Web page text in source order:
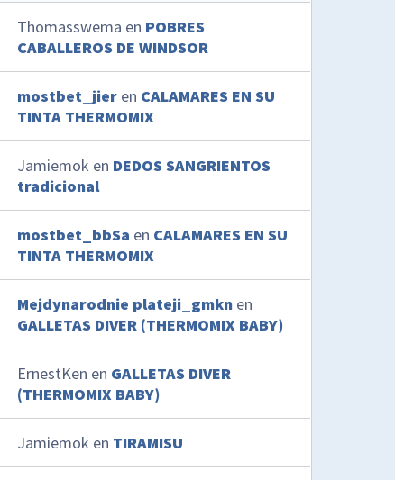
Thomasswema en POBRES
CABALLEROS DE WINDSOR
mostbet_jier en CALAMARES EN SU
TINTA THERMOMIX
Jamiemok en DEDOS SANGRIENTOS
tradicional
mostbet_bbSa en CALAMARES EN SU
TINTA THERMOMIX
Mejdynarodnie plateji_gmkn en
GALLETAS DIVER (THERMOMIX BABY)
ErnestKen en GALLETAS DIVER
(THERMOMIX BABY)
Jamiemok en TIRAMISU